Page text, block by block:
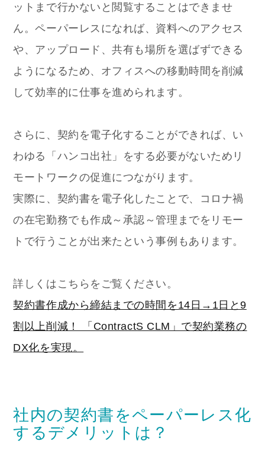
ットまで行かないと閲覧することはできませ
ん。ペーパーレスになれば、 資料へのアクセス
や、アップロード、共有も場所を選ばずできる
ようになるため、オフィスへの移動時間を削減
して効率的に仕事を進められます。
さらに、契約を電子化することができれば、い
わゆる「ハンコ出社」をする必要がないためリ
モートワークの促進につながります。
実際に、契約書を電子化したことで、コロナ禍
の在宅勤務でも作成～承認～管理までをリモー
トで行うことが出来たという事例もあります。
詳しくはこちらをご覧ください。
契約書作成から締結までの時間を14日→1日と9
割以上削減！ 「ContractS CLM」で契約業務の
DX化を実現。
社内の契約書をペーパーレス化
するデメリットは？